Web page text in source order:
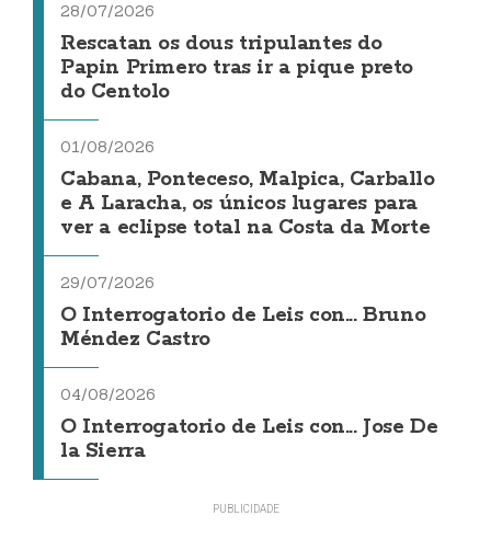
28/07/2026
Rescatan os dous tripulantes do
Papin Primero tras ir a pique preto
do Centolo
01/08/2026
Cabana, Ponteceso, Malpica, Carballo
e A Laracha, os únicos lugares para
ver a eclipse total na Costa da Morte
29/07/2026
O Interrogatorio de Leis con... Bruno
Méndez Castro
04/08/2026
O Interrogatorio de Leis con... Jose De
la Sierra